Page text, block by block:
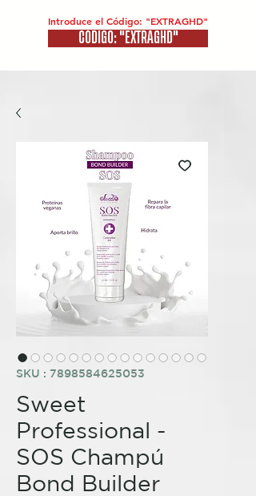
Introduce el Código: "EXTRAGHD"
CÓDIGO: "EXTRAGHD"
SKU : 7898584625053
Sweet
Professional -
SOS Champú
Bond Builder